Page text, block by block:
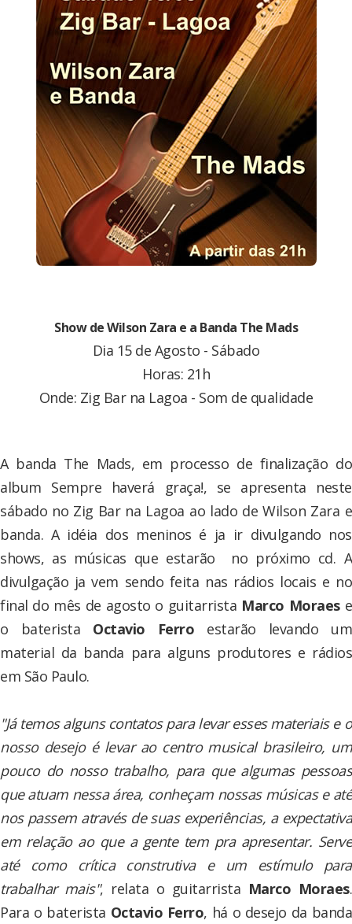
Show de Wilson Zara e a Banda The Mads
Dia 15 de Agosto - Sábado
Horas: 21h
Onde: Zig Bar na Lagoa - Som de qualidade
A banda The Mads, em processo de finalização do
album Sempre haverá graça!, se apresenta neste
sábado no Zig Bar na Lagoa ao lado de Wilson Zara e
banda. A idéia dos meninos é ja ir divulgando nos
shows, as músicas que estarão no próximo cd. A
divulgação ja vem sendo feita nas rádios locais e no
final do mês de agosto o guitarrista Marco Moraese
o baterista Octavio Ferro estarão levando um
material da banda para alguns produtores e rádios
em São Paulo.
"Já temos alguns contatos para levar esses materiais e o
nosso desejo é levar ao centro musical brasileiro, um
pouco do nosso trabalho, para que algumas pessoas
que atuam nessa área, conheçam nossas músicas e até
nos passem através de suas experiências, a expectativa
em relação ao que a gente tem pra apresentar. Serve
até como crítica construtiva e um estímulo para
trabalhar mais", relata o guitarrista Marco Moraes.
Para o baterista Octavio Ferro, há o desejo da banda